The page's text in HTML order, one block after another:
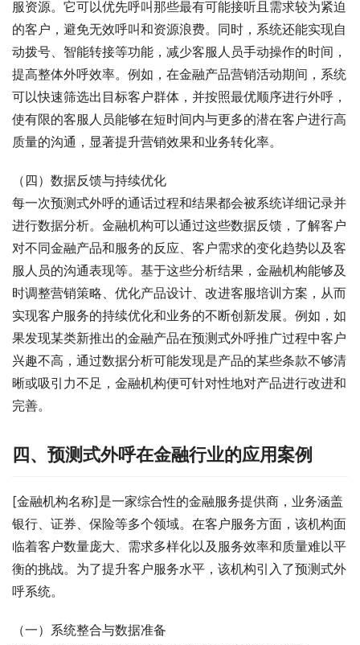
服资源。它可以优先呼叫那些最有可能接听且需求较为紧迫
的客户，避免无效呼叫和资源浪费。同时，系统还能实现自
动拨号、智能转接等功能，减少客服人员手动操作的时间，
提高整体外呼效率。例如，在金融产品营销活动期间，系统
可以快速筛选出目标客户群体，并按照最优顺序进行外呼，
使有限的客服人员能够在短时间内与更多的潜在客户进行高
质量的沟通，显著提升营销效果和业务转化率。
（四）数据反馈与持续优化
每一次预测式外呼的通话过程和结果都会被系统详细记录并
进行数据分析。金融机构可以通过这些数据反馈，了解客户
对不同金融产品和服务的反应、客户需求的变化趋势以及客
服人员的沟通表现等。基于这些分析结果，金融机构能够及
时调整营销策略、优化产品设计、改进客服培训方案，从而
实现客户服务的持续优化和业务的不断创新发展。例如，如
果发现某类新推出的金融产品在预测式外呼推广过程中客户
兴趣不高，通过数据分析可能发现是产品的某些条款不够清
晰或吸引力不足，金融机构便可针对性地对产品进行改进和
完善。
四、预测式外呼在金融行业的应用案例
[金融机构名称]是一家综合性的金融服务提供商，业务涵盖
银行、证券、保险等多个领域。在客户服务方面，该机构面
临着客户数量庞大、需求多样化以及服务效率和质量难以平
衡的挑战。为了提升客户服务水平，该机构引入了预测式外
呼系统。
（一）系统整合与数据准备